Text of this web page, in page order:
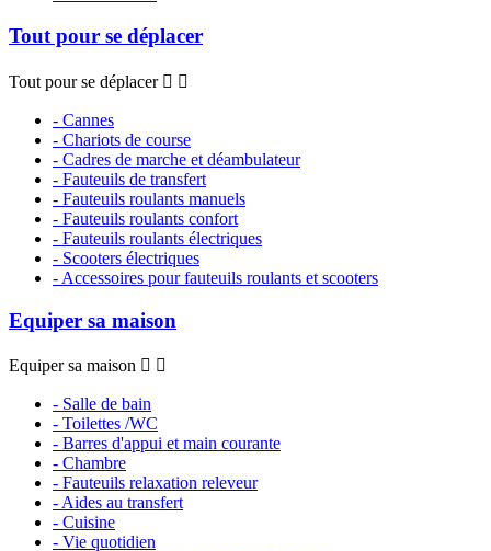
Tout pour se déplacer
Tout pour se déplacer  
- Cannes
- Chariots de course
- Cadres de marche et déambulateur
- Fauteuils de transfert
- Fauteuils roulants manuels
- Fauteuils roulants confort
- Fauteuils roulants électriques
- Scooters électriques
- Accessoires pour fauteuils roulants et scooters
Equiper sa maison
Equiper sa maison  
- Salle de bain
- Toilettes /WC
- Barres d'appui et main courante
- Chambre
- Fauteuils relaxation releveur
- Aides au transfert
- Cuisine
- Vie quotidien